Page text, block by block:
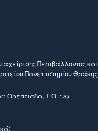
Περιβάλλοντος και
Πανεπιστημίου Θράκης,
Ορεστιάδα, Τ.Θ. 129